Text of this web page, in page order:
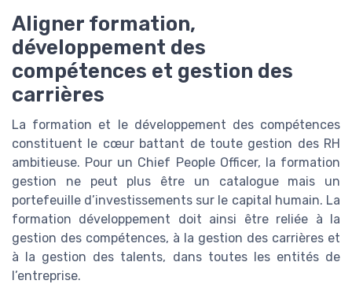
Aligner formation,
développement des
compétences et gestion des
carrières
La formation et le développement des compétences
constituent le cœur battant de toute gestion des RH
ambitieuse. Pour un Chief People Officer, la formation
gestion ne peut plus être un catalogue mais un
portefeuille d’investissements sur le capital humain. La
formation développement doit ainsi être reliée à la
gestion des compétences, à la gestion des carrières et
à la gestion des talents, dans toutes les entités de
l’entreprise.